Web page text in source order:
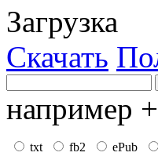
Загрузка
Скачать
например
txt fb2 ePub